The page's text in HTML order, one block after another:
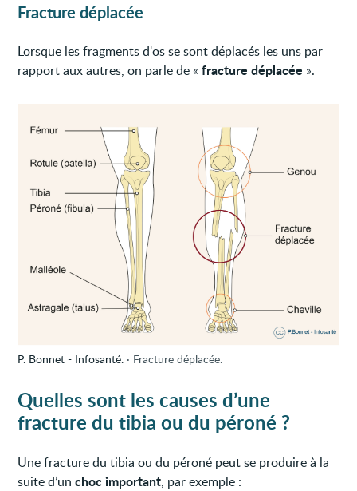
Fracture déplacée
Lorsque les fragments d'os se sont déplacés les uns par
rapport aux autres, on parle de «fracture déplacée ».
P. Bonnet - Infosanté. Fracture déplacée.
Quelles sont les causes d’une
fracture du tibia ou du péroné ?
Une fracture du tibia ou du péroné peut se produire à la
suite d’unchoc important, par exemple :